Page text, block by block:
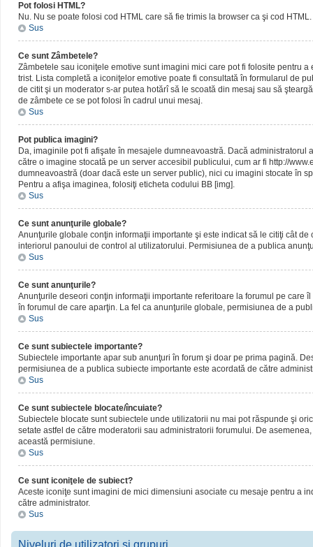
Pot folosi HTML?
Nu. Nu se poate folosi cod HTML care să fie trimis la browser ca şi cod
Sus
Ce sunt Zâmbetele?
Zâmbetele sau iconiţele emotive sunt imagini mici care pot fi folosite pentru
trist. Lista completă a iconiţelor emotive poate fi consultată în formularul de
de citit şi un moderator s-ar putea hotărî să le scoată din mesaj sau să
de zâmbete ce se pot folosi în cadrul unui mesaj.
Sus
Pot publica imagini?
Da, imaginile pot fi afişate în mesajele dumneavoastră. Dacă
către o imagine stocată pe un server accesibil publicului, cum ar fi http://
dumneavoastră (doar dacă este un server public), nici cu imagini stocate în
Pentru a afişa imaginea, folosiţi eticheta codului BB [img].
Sus
Ce sunt anunţurile globale?
Anunţurile globale conţin informaţii importante şi este indicat să le citiţi cât
interiorul panoului de control al utilizatorului. Permisiunea de a publica
Sus
Ce sunt anunţurile?
Anunţurile deseori conţin informaţii importante referitoare la forumul pe care
în forumul de care aparţin. La fel ca anunţurile globale, permisiunea de a
Sus
Ce sunt subiectele importante?
Subiectele importante apar sub anunţuri în forum şi doar pe prima pagină.
permisiunea de a publica subiecte importante este acordată de către
Sus
Ce sunt subiectele blocate/încuiate?
Subiectele blocate sunt subiectele unde utilizatorii nu mai pot răspunde şi
setate astfel de către moderatorii sau administratorii forumului. De
această permisiune.
Sus
Ce sunt iconiţele de subiect?
Aceste iconiţe sunt imagini de mici dimensiuni asociate cu mesaje pentru a
către administrator.
Sus
Niveluri de utilizatori şi grupuri